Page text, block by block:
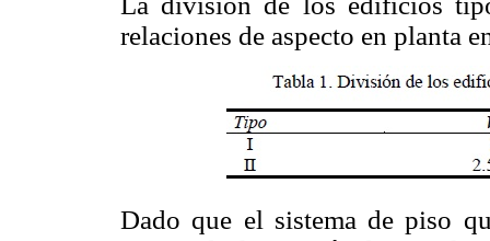
relaciones de aspecto en planta
Dado que el sistema de piso